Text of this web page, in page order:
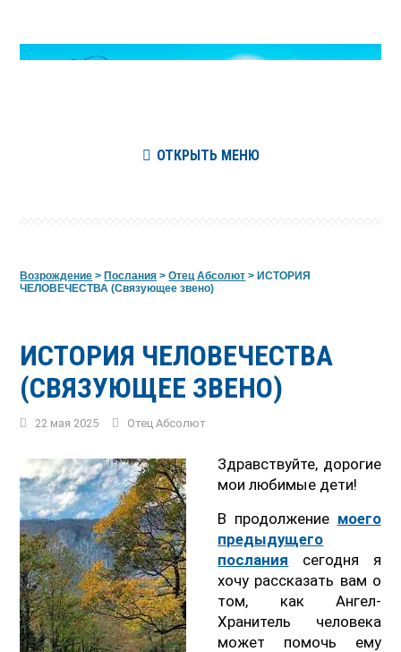
ОТКРЫТЬ МЕНЮ
Возрождение >Послания >Отец Абсолют >ИСТОРИЯ
ЧЕЛОВЕЧЕСТВА (Связующее звено)
ИСТОРИЯ ЧЕЛОВЕЧЕСТВА
(СВЯЗУЮЩЕЕ ЗВЕНО)
22 мая 2025 Отец Абсолют
Здравствуйте, дорогие
мои любимые дети!
В продолжение моего
предыдущего
послания сегодня я
хочу рассказать вам о
том, как Ангел-
Хранитель человека
может помочь ему